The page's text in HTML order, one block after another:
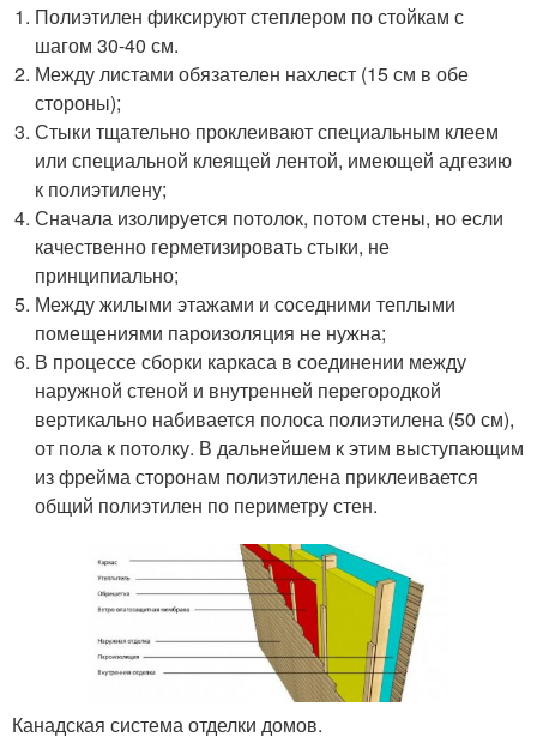
Полиэтилен фиксируют степлером по стойкам с
шагом 30-40 см.
Между листами обязателен нахлест (15 см в обе
стороны);
Стыки тщательно проклеивают специальным клеем
или специальной клеящей лентой, имеющей адгезию
к полиэтилену;
Сначала изолируется потолок, потом стены, но если
качественно герметизировать стыки, не
принципиально;
Между жилыми этажами и соседними теплыми
помещениями пароизоляция не нужна;
В процессе сборки каркаса в соединении между
наружной стеной и внутренней перегородкой
вертикально набивается полоса полиэтилена (50 см),
от пола к потолку. В дальнейшем к этим выступающим
из фрейма сторонам полиэтилена приклеивается
общий полиэтилен по периметру стен.
Канадская система отделки домов.